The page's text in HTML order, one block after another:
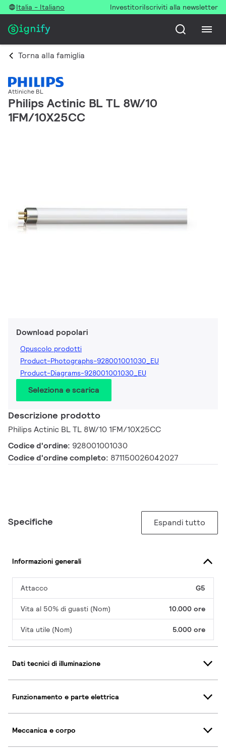
Italia - Italiano InvestitoriIscriviti alla newsletter
Torna alla famiglia
Attiniche BL
Philips Actinic BL TL 8W/10
1FM/10X25CC
Download popolari
Opuscolo prodotti
Product-Photographs-928001001030_EU
Product-Diagrams-928001001030_EU
Seleziona e scarica
Descrizione prodotto
Philips Actinic BL TL 8W/10 1FM/10X25CC
Codice d'ordine: 928001001030
Codice d'ordine completo: 871150026042027
Specifiche Espandi tutto
Informazioni generali
Attacco G5
Vita al 50% di guasti (Nom) 10.000 ore
Vita utile (Nom) 5.000 ore
Dati tecnici di illuminazione
Funzionamento e parte elettrica
Meccanica e corpo